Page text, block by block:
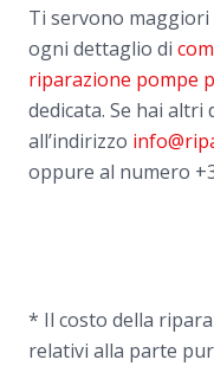
Ti servono
ogni dettaglio di
riparazione pompe
dedicata. Se hai
all’indirizzo
oppure al numero
* Il costo della
relativi alla parte